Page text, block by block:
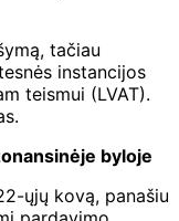
tačiau
instancijos
teismui (LVAT).
byloje
ųjų kovą, panašiu